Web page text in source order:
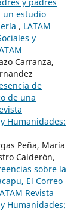
y padres
un estudio
, LATAM
y
Carranza,
de
de una
Humanidades:
Peña, María
Calderón,
sobre la
El Correo
Revista
Humanidades: